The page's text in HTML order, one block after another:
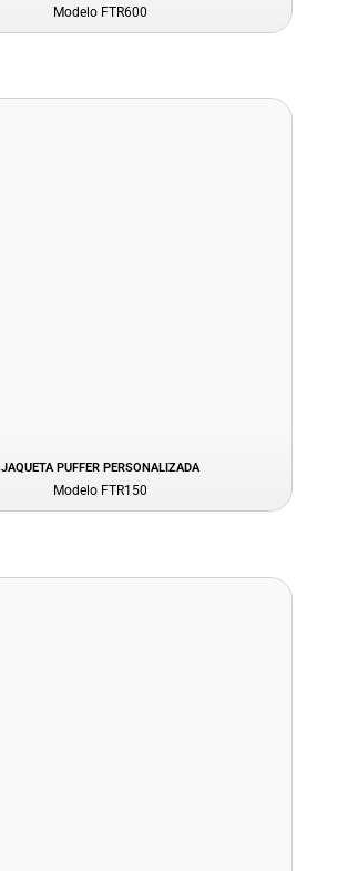
Modelo FTR600
JAQUETA PUFFER PERSONALIZADA
Modelo FTR150